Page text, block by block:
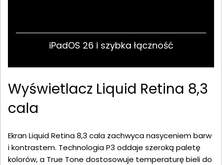
iPadOS 26 i szybka łączność
Wyświetlacz Liquid Retina 8,3
cala
Ekran Liquid Retina 8,3 cala zachwyca nasyceniem barw
i kontrastem. Technologia P3 oddaje szeroką paletę
kolorów, a True Tone dostosowuje temperaturę bieli do